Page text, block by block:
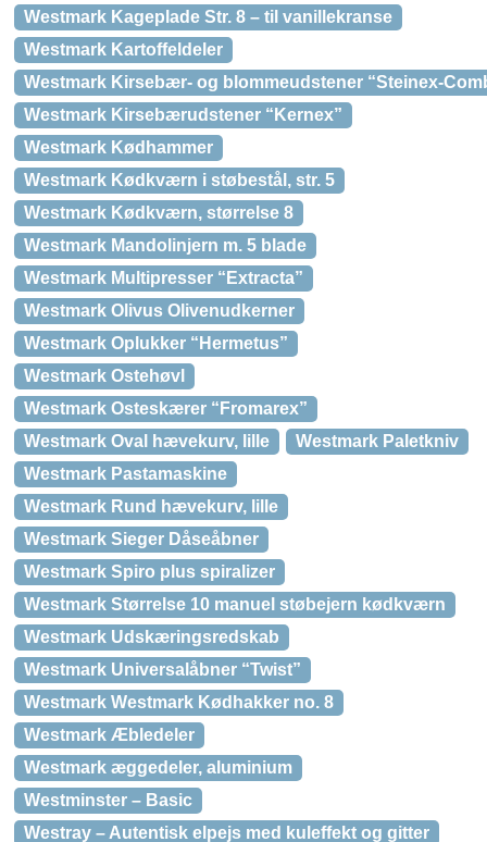
Westmark Kageplade Str. 8 – til vanillekranse
Westmark Kartoffeldeler
Westmark Kirsebær- og blommeudstener “Steinex-
Westmark Kirsebærudstener “Kernex”
Westmark Kødhammer
Westmark Kødkværn i støbestål, str. 5
Westmark Kødkværn, størrelse 8
Westmark Mandolinjern m. 5 blade
Westmark Multipresser “Extracta”
Westmark Olivus Olivenudkerner
Westmark Oplukker “Hermetus”
Westmark Ostehøvl
Westmark Osteskærer “Fromarex”
Westmark Oval hævekurv, lille
Westmark Paletkniv
Westmark Pastamaskine
Westmark Rund hævekurv, lille
Westmark Sieger Dåseåbner
Westmark Spiro plus spiralizer
Westmark Størrelse 10 manuel støbejern kødkværn
Westmark Udskæringsredskab
Westmark Universalåbner “Twist”
Westmark Westmark Kødhakker no. 8
Westmark Æbledeler
Westmark æggedeler, aluminium
Westminster – Basic
Westray – Autentisk elpejs med kuleffekt og gitter